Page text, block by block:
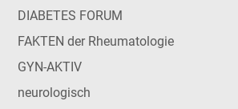
DIABETES FORUM
FAKTEN der Rheumatologie
GYN-AKTIV
neurologisch